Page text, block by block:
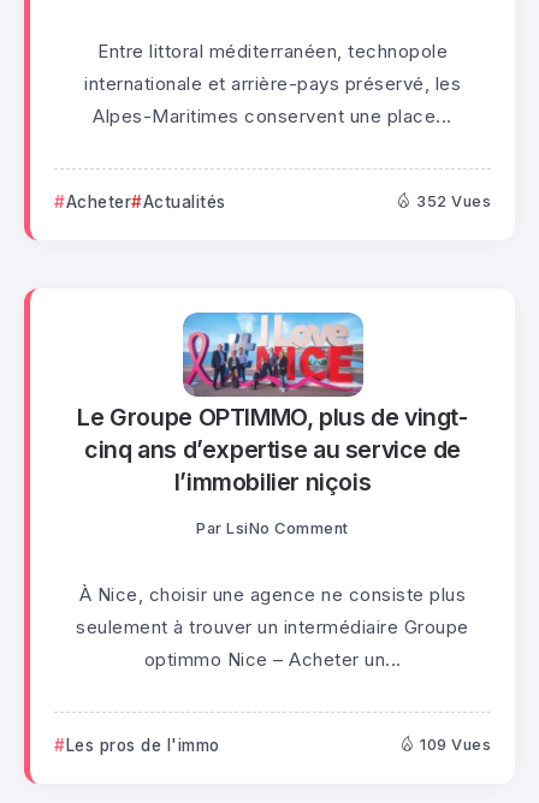
Entre littoral méditerranéen, technopole
internationale et arrière-pays préservé, les
Alpes-Maritimes conservent une place...
Acheter Actualités 352 Vues
Le Groupe OPTIMMO, plus de vingt-
cinq ans d’expertise au service de
l’immobilier niçois
Par LsiNo Comment
À Nice, choisir une agence ne consiste plus
seulement à trouver un intermédiaire Groupe
optimmo Nice – Acheter un...
Les pros de l'immo 109 Vues